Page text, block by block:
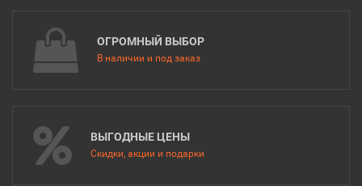
ОГРОМНЫЙ ВЫБОР
В наличии и под заказ
ВЫГОДНЫЕ ЦЕНЫ
Скидки, акции и подарки